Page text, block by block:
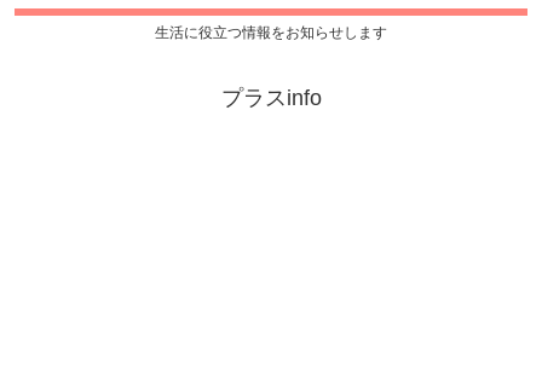
生活に役立つ情報をお知らせします
プラスinfo